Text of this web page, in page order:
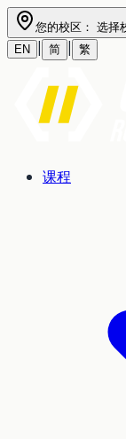
您的校区： 选择
EN
简 繁
课程